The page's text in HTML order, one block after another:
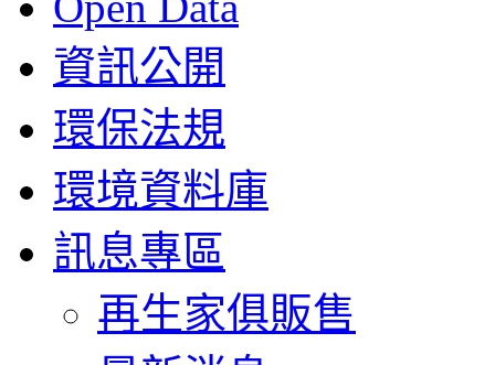
資訊公開
環保法規
環境資料庫
訊息專區
再生家俱販售